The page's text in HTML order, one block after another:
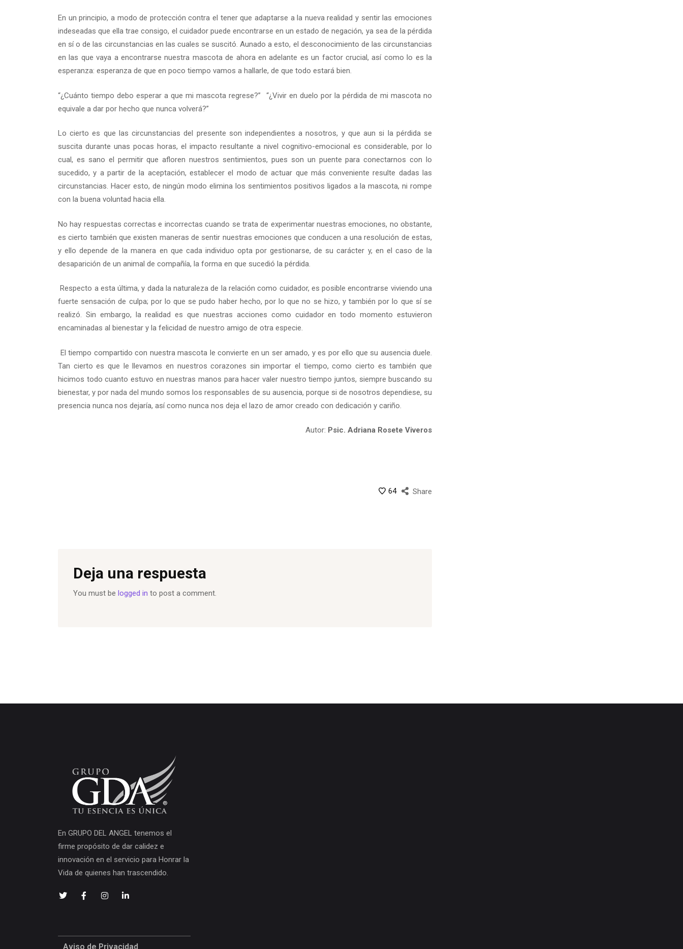
En un principio, a modo de protección contra el tener que adaptarse a la nueva realidad y sentir las emociones
indeseadas que ella trae consigo, el cuidador puede encontrarse en un estado de negación, ya sea de la pérdida
en sí o de las circunstancias en las cuales se suscitó. Aunado a esto, el desconocimiento de las circunstancias
en las que vaya a encontrarse nuestra mascota de ahora en adelante es un factor crucial, así como lo es la
esperanza: esperanza de que en poco tiempo vamos a hallarle, de que todo estará bien.
“¿Cuánto tiempo debo esperar a que mi mascota regrese?” “¿Vivir en duelo por la pérdida de mi mascota no
equivale a dar por hecho que nunca volverá?”
Lo cierto es que las circunstancias del presente son independientes a nosotros, y que aun si la pérdida se
suscita durante unas pocas horas, el impacto resultante a nivel cognitivo-emocional es considerable, por lo
cual, es sano el permitir que afloren nuestros sentimientos, pues son un puente para conectarnos con lo
sucedido, y a partir de la aceptación, establecer el modo de actuar que más conveniente resulte dadas las
circunstancias. Hacer esto, de ningún modo elimina los sentimientos positivos ligados a la mascota, ni rompe
con la buena voluntad hacia ella.
No hay respuestas correctas e incorrectas cuando se trata de experimentar nuestras emociones, no obstante,
es cierto también que existen maneras de sentir nuestras emociones que conducen a una resolución de estas,
y ello depende de la manera en que cada individuo opta por gestionarse, de su carácter y, en el caso de la
desaparición de un animal de compañía, la forma en que sucedió la pérdida.
Respecto a esta última, y dada la naturaleza de la relación como cuidador, es posible encontrarse viviendo una
fuerte sensación de culpa; por lo que se pudo haber hecho, por lo que no se hizo, y también por lo que sí se
realizó. Sin embargo, la realidad es que nuestras acciones como cuidador en todo momento estuvieron
encaminadas al bienestar y la felicidad de nuestro amigo de otra especie.
El tiempo compartido con nuestra mascota le convierte en un ser amado, y es por ello que su ausencia duele.
Tan cierto es que le llevamos en nuestros corazones sin importar el tiempo, como cierto es también que
hicimos todo cuanto estuvo en nuestras manos para hacer valer nuestro tiempo juntos, siempre buscando su
bienestar, y por nada del mundo somos los responsables de su ausencia, porque si de nosotros dependiese, su
presencia nunca nos dejaría, así como nunca nos deja el lazo de amor creado con dedicación y cariño.
Autor: Psic. Adriana Rosete Viveros
Share
64
Deja una respuesta
You must be logged in to post a comment.
En GRUPO DEL ANGEL tenemos el
firme propósito de dar calidez e
innovación en el servicio para Honrar la
Vida de quienes han trascendido.
Aviso de Privacidad